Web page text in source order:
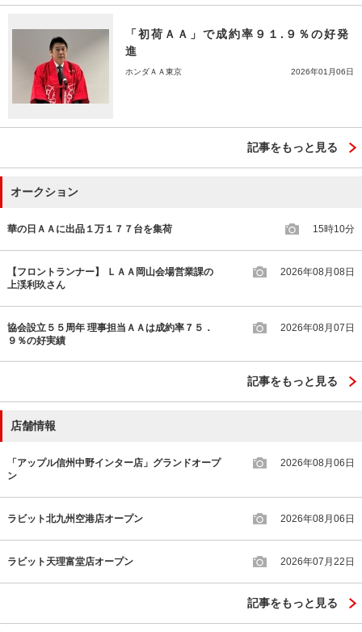
「初荷ＡＡ」で成約率９１.９％の好発
進
ホンダＡＡ東京 2026年01月06日
記事をもっと見る
オークション
華の日ＡＡに出品１万１７７台を集荷 15時10分
【フロントランナー】 ＬＡＡ岡山会場営業課の
上渓利玖さん
2026年08月08日
協会設立５５周年 理事担当ＡＡは成約率７５．
９％の好実績
2026年08月07日
記事をもっと見る
店舗情報
「アップル信州中野インター店」グランドオープ
ン
2026年08月06日
ラビット北九州空港店オープン 2026年08月06日
ラビット天理富堂店オープン 2026年07月22日
記事をもっと見る